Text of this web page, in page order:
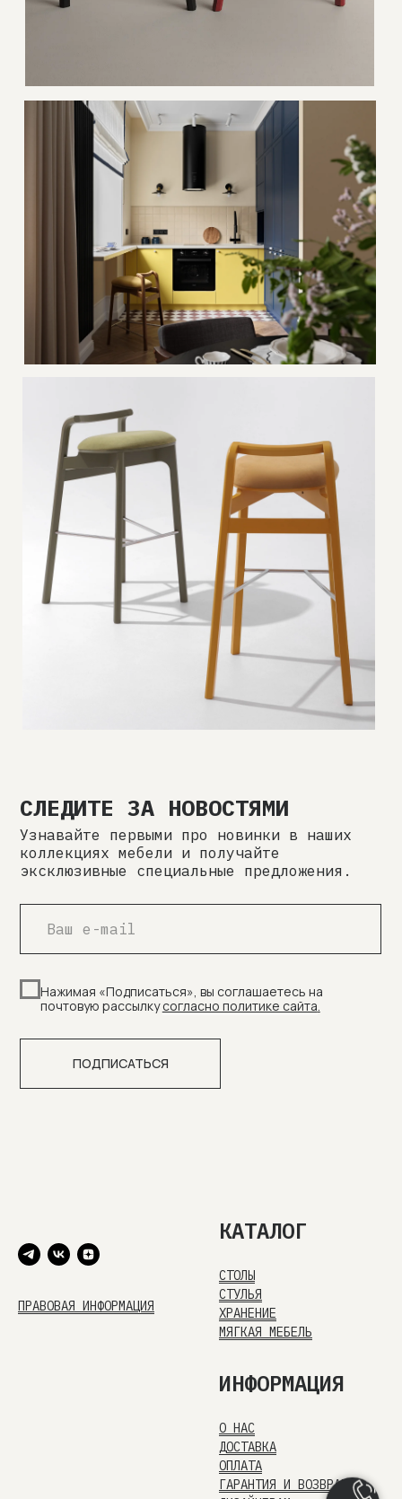
Нажимая «Подписаться», вы соглашаетесь на
почтовую рассылку
согласно политике сайта
Узнавайте первыми про новинки в наших
коллекциях мебели и получайте
эксклюзивные специальные предложения.
СЛЕДИТЕ ЗА НОВОСТЯМИ
ПРАВОВАЯ ИНФОРМАЦИЯ
КАТАЛОГ
СТОЛЫ
СТУЛЬЯ
ХРАНЕНИЕ
МЯГКАЯ МЕБЕЛЬ
ИНФОРМАЦИЯ
О НАС
ДОСТАВКА
ОПЛАТА
ГАРАНТИЯ И ВОЗВРАТ